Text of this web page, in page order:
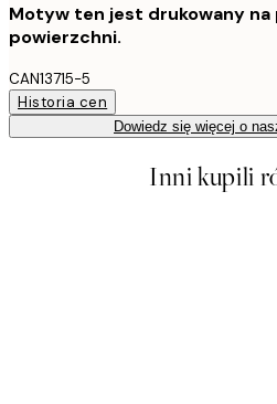
Motyw ten jest drukowany na
powierzchni.
CAN13715-5
Historia cen
Dowiedz się więcej o
Inni kupili